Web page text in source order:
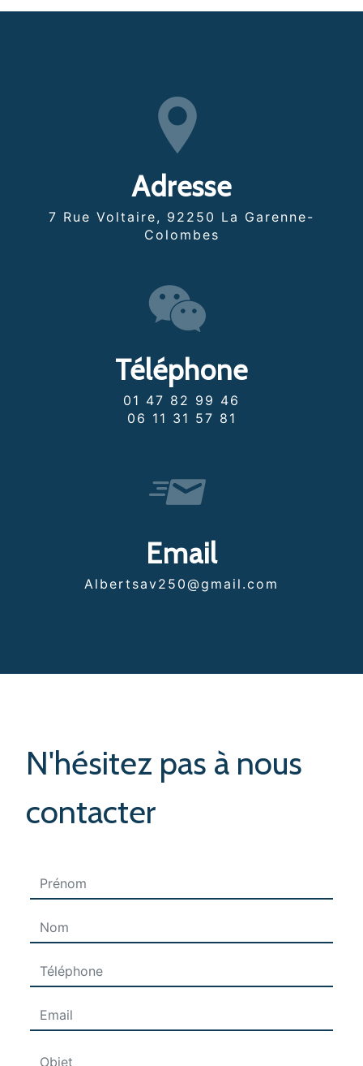
Adresse
7 Rue Voltaire, 92250 La Garenne-
Colombes
Téléphone
01 47 82 99 46
06 11 31 57 81
Email
albertsav250@gmail.com
N'hésitez pas à nous
contacter